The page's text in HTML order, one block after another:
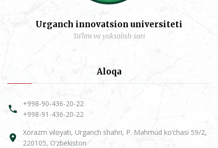
Urganch innovatsion universiteti
Ta'lim va yuksalish sari
Aloqa
+998-90-436-20-22
+998-91-436-20-22
Xorazm viloyati, Urganch shahri, P. Mahmud ko‘chasi 59/2,
220105, O‘zbekiston